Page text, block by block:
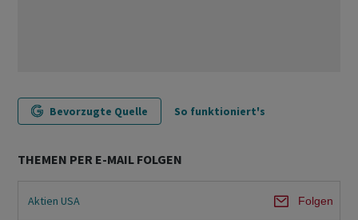
Bevorzugte Quelle So funktioniert's
THEMEN PER E-MAIL FOLGEN
Aktien USA Folgen